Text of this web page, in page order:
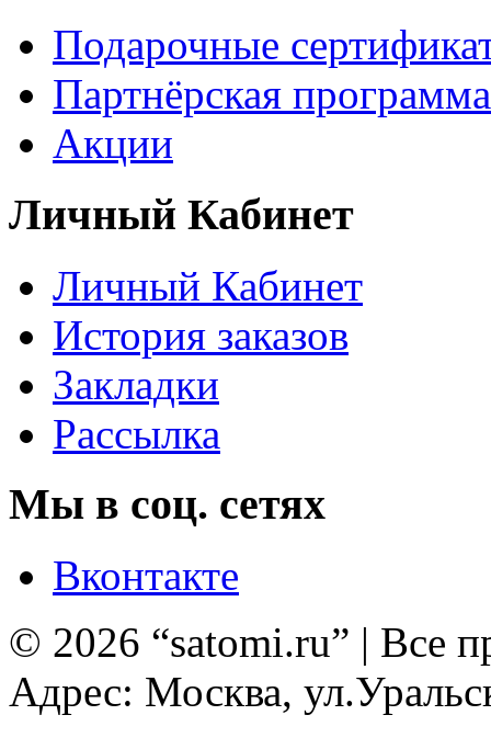
Подарочные
Партнёрская программа
Акции
Личный Кабинет
Личный Кабинет
История заказов
Закладки
Рассылка
Мы в соц. сетях
Вконтакте
© 2026 “satomi.ru” | Все
Адрес: Москва,